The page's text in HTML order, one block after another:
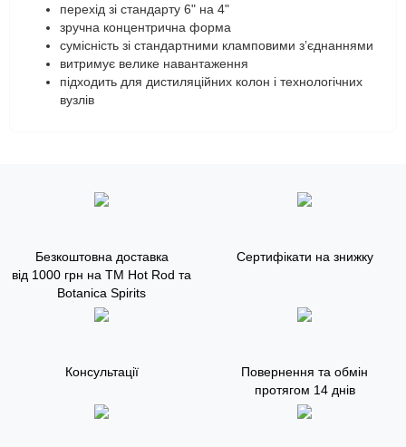
перехід зі стандарту 6" на 4"
зручна концентрична форма
сумісність зі стандартними кламповими з’єднаннями
витримує велике навантаження
підходить для дистиляційних колон і технологічних
вузлів
Безкоштовна доставка
від 1000 грн на ТМ Hot Rod та
Botanica Spirits
Сертифікати на знижку
Консультації
Повернення та обмін
протягом 14 днів